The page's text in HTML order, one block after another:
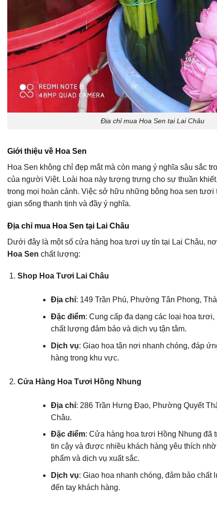
Địa chỉ mua Hoa Sen tại Lai Châu
Giới thiệu về Hoa Sen
Hoa Sen không chỉ đẹp mắt mà còn mang ý nghĩa sâu sắc
của người Việt. Loài hoa này tượng trưng cho sự thuần
trong mọi hoàn cảnh. Việc sở hữu những bông hoa sen tươi
gian sống thanh tịnh và đầy ý nghĩa.
Địa chỉ mua Hoa Sen tại Lai Châu
Dưới đây là một số cửa hàng hoa tươi uy tín tại Lai Châu,
Hoa Sen chất lượng:
Shop Hoa Tươi Lai Châu
Địa chỉ: 149 Trần Phú, Phường Tân Phong,
Đặc điểm: Cung cấp đa dạng các loại hoa
chất lượng đảm bảo và dịch vụ tận tâm.
Dịch vụ: Giao hoa tận nơi nhanh chóng, đáp
hàng trong khu vực.
Cửa Hàng Hoa Tươi Hồng Nhung
Địa chỉ: 286 Trần Hưng Đạo, Phường Quyết
Châu.
Đặc điểm: Cửa hàng hoa tươi Hồng Nhung đã
tin cậy và được nhiều khách hàng yêu thích
phẩm và dịch vụ xuất sắc.
Dịch vụ: Giao hoa nhanh chóng, đảm bảo
đến tay khách hàng.